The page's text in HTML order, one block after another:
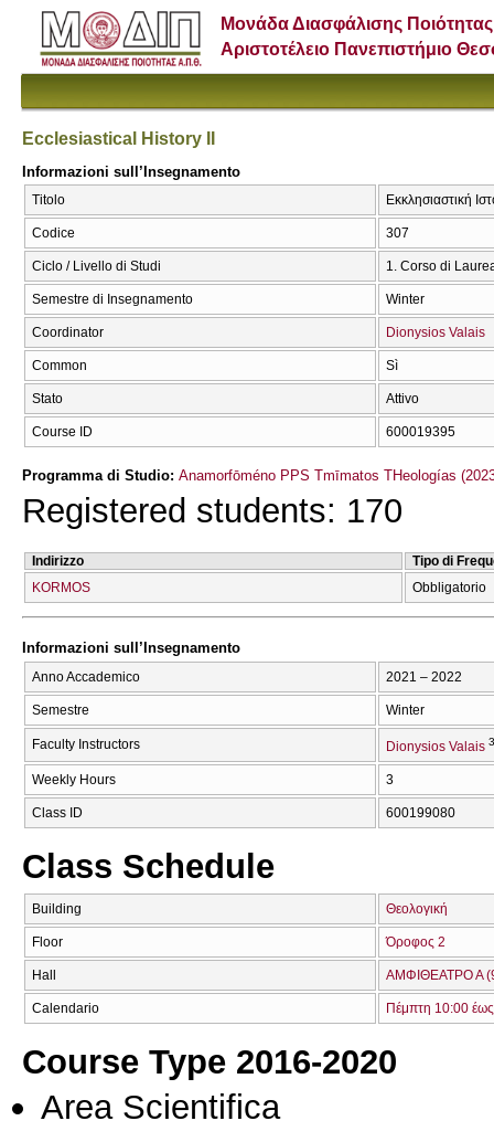
Μονάδα Διασφάλισης Ποιότητας
Αριστοτέλειο Πανεπιστήμιο
Ecclesiastical History ΙΙ
Informazioni sull’Insegnamento
Titolo Εκκλησιαστική
Codice 307
Ciclo / Livello di Studi 1. Corso di
Semestre di Insegnamento Winter
Coordinator Dionysios Valais
Common Sì
Stato Attivo
Course ID 600019395
Programma di Studio: Anamorfōméno PPS Tmīmatos THeologías
Registered students: 170
Indirizzo
Tipo di
KORMOS
Obbligatorio
Informazioni sull’Insegnamento
Anno Accademico 2021 – 2022
Semestre Winter
Faculty Instructors Dionysios Valais
Weekly Hours 3
Class ID 600199080
Class Schedule
Building Θεολογική
Floor Όροφος 2
Hall ΑΜΦΙΘΕΑΤΡΟ Α
Calendario Πέμπτη 10:00
Course Type 2016-2020
Area Scientifica